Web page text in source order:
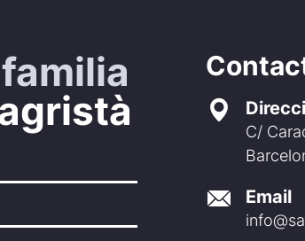
C/
Email